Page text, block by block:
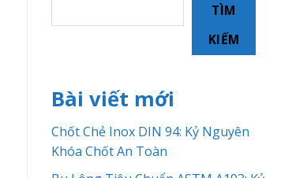
TÌM
KIẾM
Bài viết mới
Chốt Chẻ Inox DIN 94: Kỷ Nguyên
Khóa Chốt An Toàn